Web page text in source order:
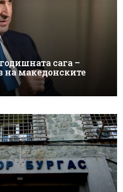
сага –
на македонските